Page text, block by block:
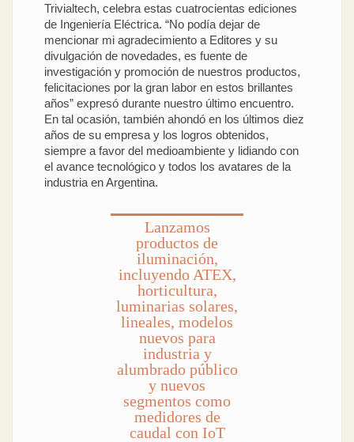
Trivialtech, celebra estas cuatrocientas ediciones
de Ingeniería Eléctrica. “No podía dejar de
mencionar mi agradecimiento a Editores y su
divulgación de novedades, es fuente de
investigación y promoción de nuestros productos,
felicitaciones por la gran labor en estos brillantes
años” expresó durante nuestro último encuentro.
En tal ocasión, también ahondó en los últimos diez
años de su empresa y los logros obtenidos,
siempre a favor del medioambiente y lidiando con
el avance tecnológico y todos los avatares de la
industria en Argentina.
Lanzamos
productos de
iluminación,
incluyendo ATEX,
horticultura,
luminarias solares,
lineales, modelos
nuevos para
industria y
alumbrado público
y nuevos
segmentos como
medidores de
caudal con IoT